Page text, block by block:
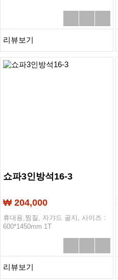
리뷰보기
쇼파3인방석16-3
₩ 204,000
휴대용,찜질, 자갸드 골지, 사이즈 :
600*1450mm 1T
리뷰보기